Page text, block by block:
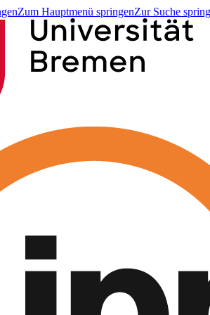
Zum Hauptmenü springenZur Suche